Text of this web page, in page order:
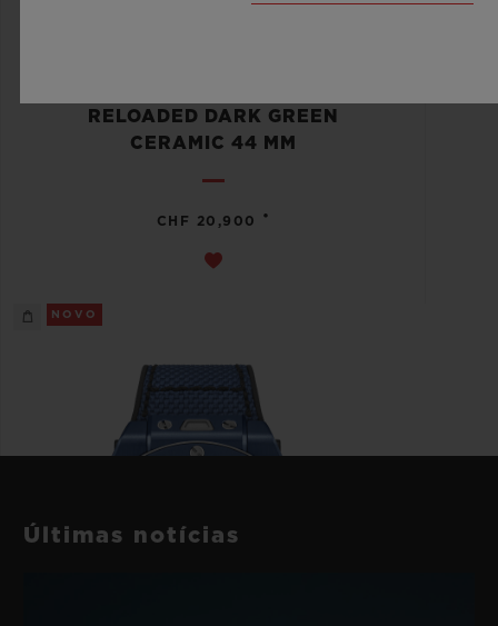
RELOADED DARK GREEN
CERAMIC 44 MM
CHF 20,900 •
NOVO
Últimas notícias